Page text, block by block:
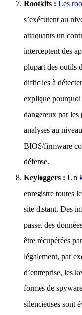
Rootkits : Les
s’exécutent au
attaquants un
interceptent des
plupart des outils
difficiles à
explique pourquoi
dangereux par les
analyses au
BIOS/firmware
défense.
Keyloggers : Un
enregistre toutes
site distant. Des
passe, des
être récupérées
légalement, par
d’entreprise, les
formes de
silencieuses sont